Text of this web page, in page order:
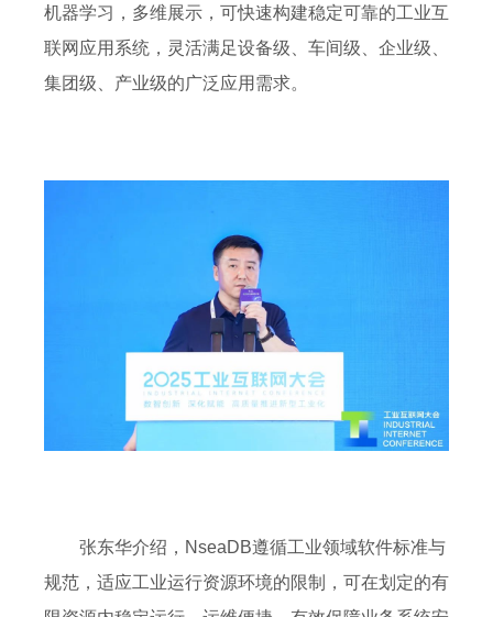
机器学习，多维展示，可快速构建稳定可靠的工业互
联网应用系统，灵活满足设备级、车间级、企业级、
集团级、产业级的广泛应用需求。
张东华介绍，NseaDB遵循工业领域软件标准与
规范，适应工业运行资源环境的限制，可在划定的有